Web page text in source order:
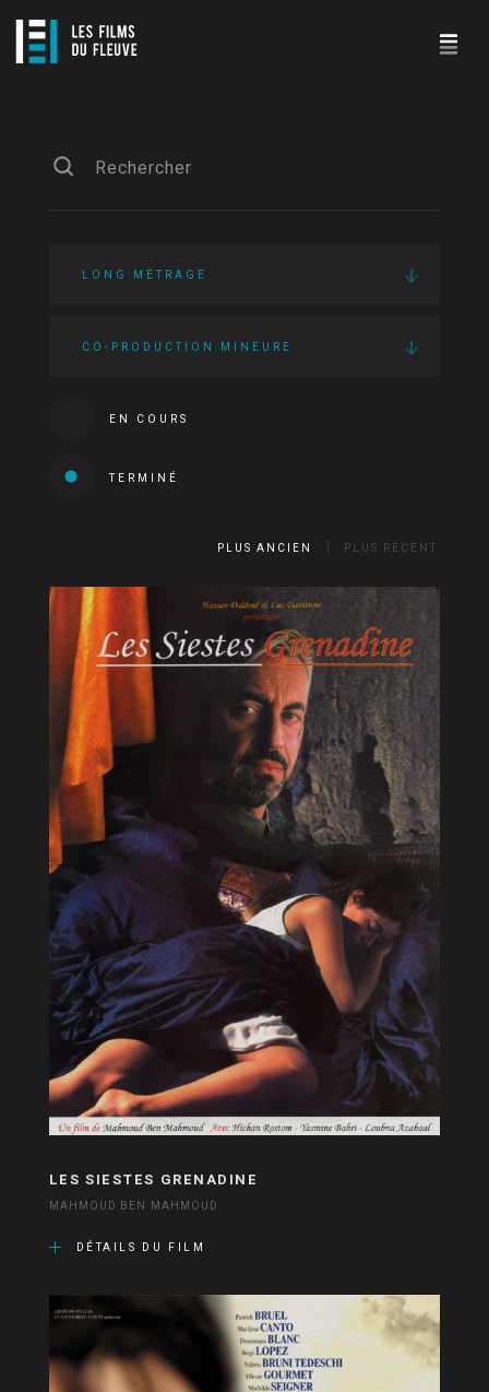
LONG MÉTRAGE
CO-PRODUCTION MINEURE
EN COURS
TERMINÉ
PLUS ANCIEN PLUS RÉCENT
LES SIESTES GRENADINE
MAHMOUD BEN MAHMOUD
DÉTAILS DU FILM